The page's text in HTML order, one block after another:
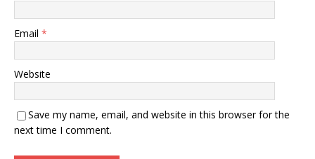
Email *
Website
Save my name, email, and website in this browser for the
next time I comment.